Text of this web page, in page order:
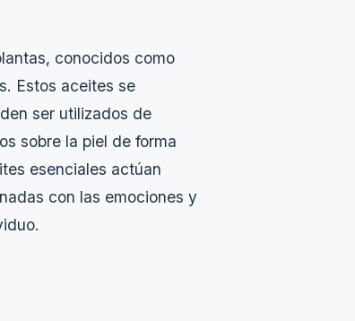
conocidos como
Estos aceites se
ser utilizados de
sobre la piel de forma
esenciales actúan
con las emociones y